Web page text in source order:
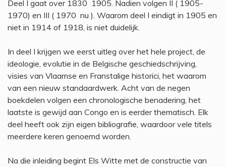
Deel I gaat over 1830  1905. Nadien volgen II ( 1905-
1970) en III ( 1970  nu ). Waarom deel I eindigt in 1905 en
niet in 1914 of 1918, is niet duidelijk.
In deel I krijgen we eerst uitleg over het hele project, de
ideologie, evolutie in de Belgische geschiedschrijving,
visies van Vlaamse en Franstalige historici, het waarom
van een nieuw standaardwerk. Acht van de negen
boekdelen volgen een chronologische benadering, het
laatste is gewijd aan Congo en is eerder thematisch. Elk
deel heeft ook zijn eigen bibliografie, waardoor vele titels
meerdere keren genoemd worden.
Na die inleiding begint Els Witte met de constructie van